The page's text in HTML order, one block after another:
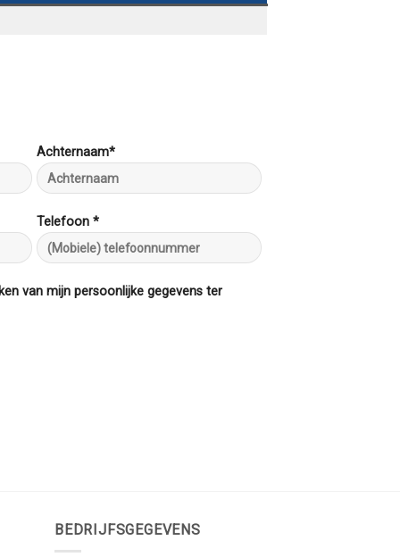
Achternaam*
Telefoon *
van mijn persoonlijke gegevens ter
BEDRIJFSGEGEVENS